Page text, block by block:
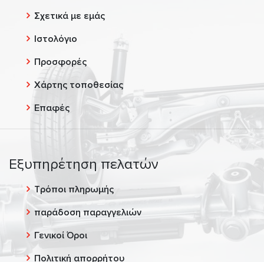
Σχετικά με εμάς
Ιστολόγιο
Προσφορές
Χάρτης τοποθεσίας
Επαφές
Εξυπηρέτηση πελατών
Τρόποι πληρωμής
παράδοση παραγγελιών
Γενικοί Όροι
Πολιτική απορρήτου